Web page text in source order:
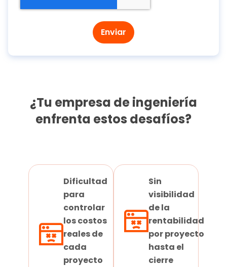
¿Tu empresa de ingeniería
enfrenta estos desafíos?
Dificultad
para
controlar
los costos
reales de
cada
proyecto
Sin
visibilidad
de la
rentabilidad
por proyecto
hasta el
cierre